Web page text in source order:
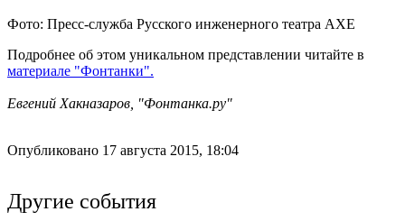
Фото: Пресс-служба Русского инженерного театра АХЕ
Подробнее об этом уникальном представлении читайте в
материале "Фонтанки".
Евгений Хакназаров, "Фонтанка.ру"
Опубликовано 17 августа 2015, 18:04
Другие события